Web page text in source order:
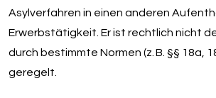
Asylverfahren in einen anderen
Erwerbstätigkeit. Er ist rechtlich nicht
durch bestimmte Normen (z. B. §§ 18a,
geregelt.